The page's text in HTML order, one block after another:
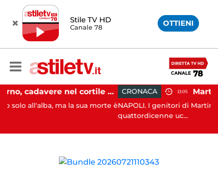
Stile TV HD
Canale 78 OTTIENI
Salerno, cadavere nel cortile di un palazzo: indaga la Polizia
ma la sua morte è
CRONACA 13:05
NAPOLI. I genitori di Martina
quattordicenne uc...